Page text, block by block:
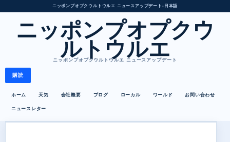
ニッポンプオプクウルトウルエ ニュースアップデート • 日本語
ニッポンプオプクウ
ルトウルエ
ニッポンプオプクウルトウルエ ニュースアップデート
購読
ホーム 天気 会社概要 ブログ ローカル ワールド お問い合わせ
ニュースレター